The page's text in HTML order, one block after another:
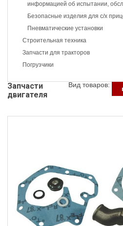
информацией об испытании,
Безопасные изделия для с/х
Пневматические установки
Строительная техника
Запчасти для тракторов
Погрузчики
Вид товаров:
Запчасти
двигателя